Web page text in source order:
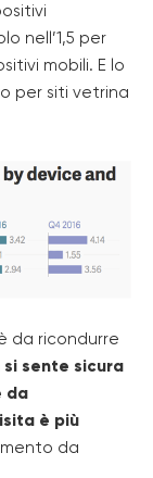
nell’1,5 per
mobili. E lo
per siti vetrina
da ricondurre
si sente sicura
da
è più
da